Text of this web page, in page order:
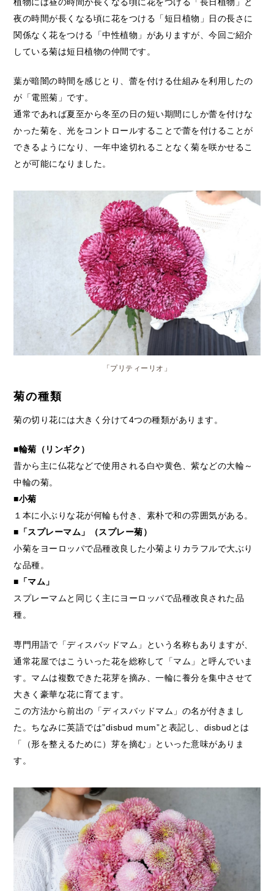
夜の時間が長くなる頃に花をつける「短日植物」日の長さに
関係なく花をつける「中性植物」がありますが、今回ご紹介
している菊は短日植物の仲間です。
葉が暗闇の時間を感じとり、蕾を付ける仕組みを利用したの
が「電照菊」です。
通常であれば夏至から冬至の日の短い期間にしか蕾を付けな
かった菊を、光をコントロールすることで蕾を付けることが
できるようになり、一年中途切れることなく菊を咲かせるこ
とが可能になりました。
「プリティーリオ」
菊の種類
菊の切り花には大きく分けて4つの種類があります。
■輪菊（リンギク）
昔から主に仏花などで使用される白や黄色、紫などの大輪～
中輪の菊。
■小菊
１本に小ぶりな花が何輪も付き、素朴で和の雰囲気がある。
■「スプレーマム」（スプレー菊）
小菊をヨーロッパで品種改良した小菊よりカラフルで大ぶり
な品種。
■「マム」
スプレーマムと同じく主にヨーロッパで品種改良された品
種。
専門用語で「ディスバッドマム」という名称もありますが、
通常花屋ではこういった花を総称して「マム」と呼んでいま
す。マムは複数できた花芽を摘み、一輪に養分を集中させて
大きく豪華な花に育てます。
この方法から前出の「ディスバッドマム」の名が付きまし
た。ちなみに英語では”disbud mum”と表記し、disbudとは
「（形を整えるために）芽を摘む」といった意味がありま
す。